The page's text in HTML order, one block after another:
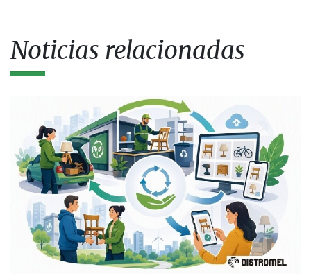
Noticias relacionadas